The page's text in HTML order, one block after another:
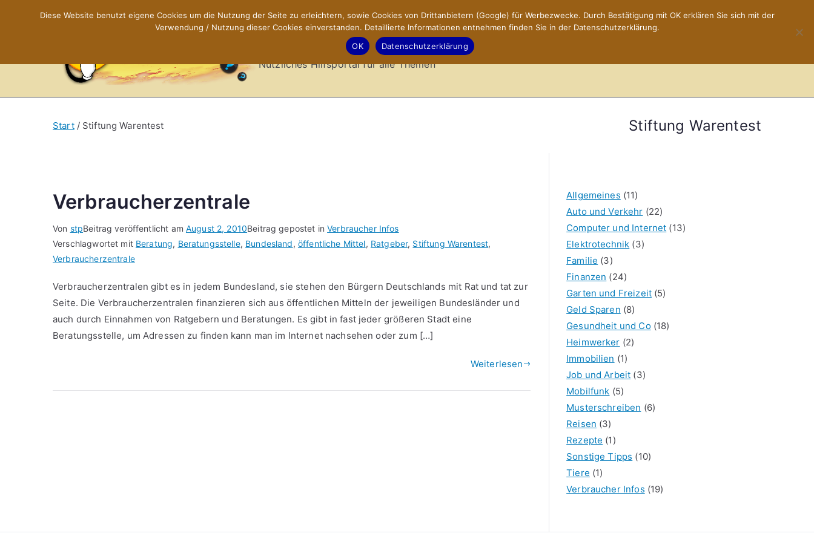
X-Sites.de – Hilfsportal
Nützliches Hilfsportal für alle Themen
Stiftung Warentest
Start Stiftung Warentest
Verbraucherzentrale
Von stpBeitrag veröffentlicht am August 2, 2010Beitrag gepostet inVerbraucher Infos
Verschlagwortet mit Beratung, Beratungsstelle, Bundesland, öffentliche Mittel, Ratgeber, Stiftung Warentest,
Verbraucherzentrale
Verbraucherzentrale n gibt es in jedem Bundesland, sie stehen den Bürgern Deutschlands mit Rat und tat zur
Seite. Die Verbraucherzentralen finanzieren sich aus öffentlichen Mitteln der jeweiligen Bundesländer und
auch durch Einnahmen von Ratgebern und Beratungen. Es gibt in fast jeder größeren Stadt eine
Beratungsstelle, um Adressen zu finden kann man im Internet nachsehen oder zum […]
Weiterlesen
Allgemeines (11)
Auto und Verkehr (22)
Computer und Internet (13)
Elektrotechnik (3)
Familie (3)
Finanzen (24)
Garten und Freizeit(5)
Geld Sparen (8)
Gesundheit und Co(18)
Heimwerker (2)
Immobilien (1)
Job und Arbeit (3)
Mobilfunk (5)
Musterschreiben (6)
Reisen (3)
Rezepte (1)
Sonstige Tipps (10)
Tiere (1)
Verbraucher Infos (19)
Diese Website benutzt eigene Cookies um die Nutzung der Seite zu erleichtern, sowie Cookies von Drittanbietern (Google) für Werbezwecke. Durch Bestätigung mit OK erklären Sie sich mit der
Verwendung / Nutzung dieser Cookies einverstanden. Detaillierte Informationen entnehmen finden Sie in der Datenschutzerklärung.
OK
Datenschutzerklärung